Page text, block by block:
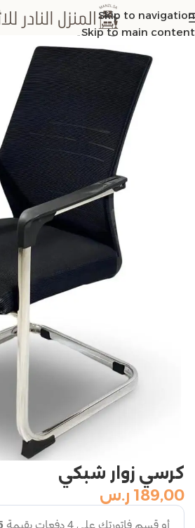
Skip to navigation
Skip to main content
الرئيسية/كراسي مكتبية
كرسي زوار شبكي
189,00 ر.س